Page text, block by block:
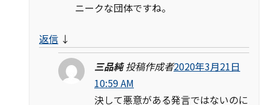
ニークな団体ですね。
返信 ↓
三品純 投稿作成者2020年3月21日
10:59 AM
決して悪意がある発言ではないのに